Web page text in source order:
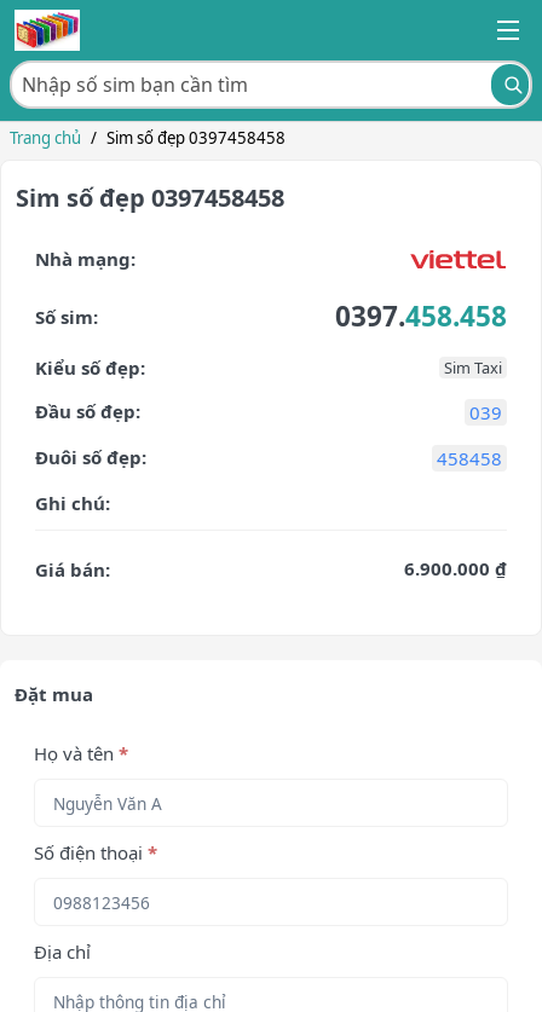
Trang chủ / Sim số đẹp 0397458458
Sim số đẹp 0397458458
Nhà mạng:
Số sim: 0397.458.458
Kiểu số đẹp: Sim Taxi
Đầu số đẹp:
039
Đuôi số đẹp:
458458
Ghi chú:
Giá bán: 6.900.000 ₫
Đặt mua
Họ và tên *
Số điện thoại *
Địa chỉ